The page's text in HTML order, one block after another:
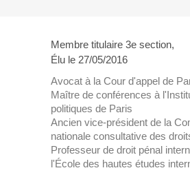
Membre titulaire 3e section,
Élu le 27/05/2016
Avocat à la Cour d'appel de
Maître de conférences à
politiques de Paris
Ancien vice-président de la
nationale consultative des
Professeur de droit pénal
l'École des hautes études